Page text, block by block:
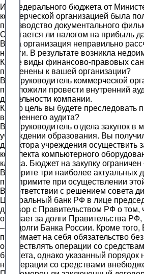
Из федерального бюджета от
коммерческой организацией была
производство документального
Облагается ли налогом на прибыль
Ваша организация неправильно
налоги. В результате возникла
Какие виды финансово-правовых
применены к вашей организации?
Вы – руководитель коммерческой
предложили провести внутренний
деятельности компании.
Какую цель вы будете преследовать
внутреннего аудита?
Вы ‒ руководитель отдела закупок в
учреждении образования. Вы
директора учреждения осуществить
комплекта компьютерного
класса. Бюджет на закупку
Выберите три наиболее актуальных
предпримите при осуществлении
В соответствии с решением совета
Центральный банк РФ в лице
договор с Правительством РФ о том,
отвечает за долги Правительства
– за долги Банка России. Кроме того,
принимает на себя обязательство
осуществлять операции со
бюджета, однако указанный порядок
на операции со средствами